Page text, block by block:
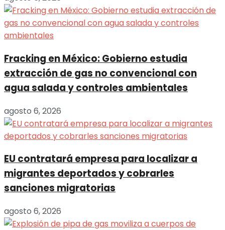
Fracking en México: Gobierno estudia
extracción de gas no convencional con
agua salada y controles ambientales
agosto 6, 2026
EU contratará empresa para localizar a
migrantes deportados y cobrarles
sanciones migratorias
agosto 6, 2026